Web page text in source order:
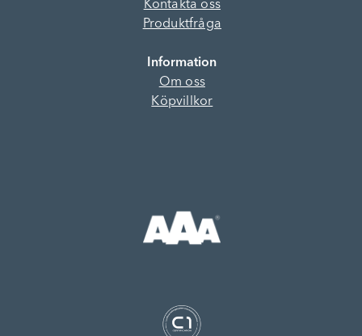
Kontakta oss
Produktfråga
Information
Om oss
Köpvillkor